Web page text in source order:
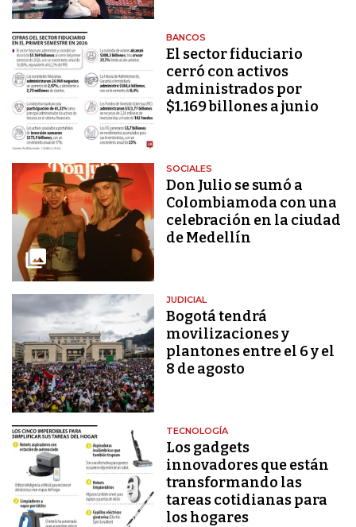
BANCOS
El sector fiduciario
cerró con activos
administrados por
$1.169 billones a junio
SOCIALES
Don Julio se sumó a
Colombiamoda con una
celebración en la ciudad
de Medellín
JUDICIAL
Bogotá tendrá
movilizaciones y
plantones entre el 6 y el
8 de agosto
TECNOLOGÍA
Los gadgets
innovadores que están
transformando las
tareas cotidianas para
los hogares